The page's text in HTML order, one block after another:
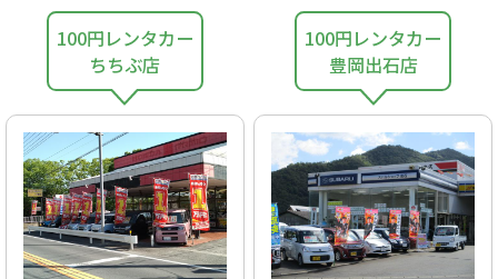
100円レンタカー
ちちぶ店
100円レンタカー
豊岡出石店